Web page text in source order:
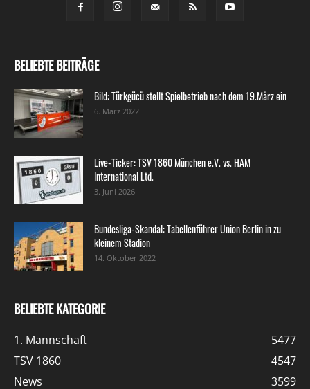
BELIEBTE BEITRÄGE
Bild: Türkgücü stellt Spielbetrieb nach dem 19.März ein
6. März 2022
Live-Ticker: TSV 1860 München e.V. vs. HAM
International Ltd.
3. Juni 2026
Bundesliga-Skandal: Tabellenführer Union Berlin in zu
kleinem Stadion
14. Oktober 2022
BELIEBTE KATEGORIE
1. Mannschaft
5477
TSV 1860
4547
News
3599